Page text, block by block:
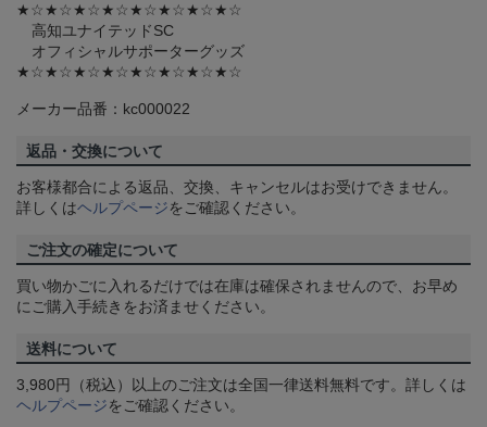
★☆★☆★☆★☆★☆★☆★☆★☆
高知ユナイテッドSC
オフィシャルサポーターグッズ
★☆★☆★☆★☆★☆★☆★☆★☆
メーカー品番：kc000022
返品・交換について
お客様都合による返品、交換、キャンセルはお受けできません。
詳しくはヘルプページをご確認ください。
ご注文の確定について
買い物かごに入れるだけでは在庫は確保されませんので、お早め
にご購入手続きをお済ませください。
送料について
3,980円（税込）以上のご注文は全国一律送料無料です。詳しくは
ヘルプページをご確認ください。